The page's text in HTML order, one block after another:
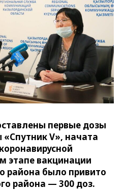
первые дозы
V», начата
этапе вакцинации
района было привито
района — 300 доз.